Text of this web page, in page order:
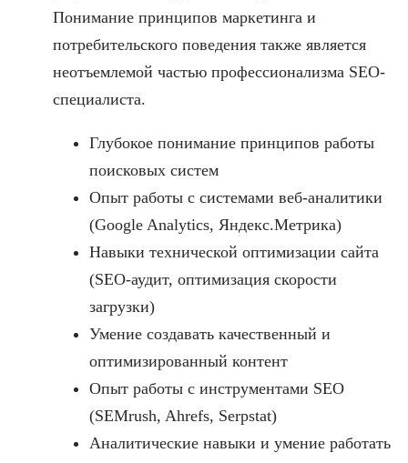
Понимание принципов маркетинга и
потребительского поведения также является
неотъемлемой частью профессионализма SEO-
специалиста.
Глубокое понимание принципов работы
поисковых систем
Опыт работы с системами веб-аналитики
(Google Analytics, Яндекс.Метрика)
Навыки технической оптимизации сайта
(SEO-аудит, оптимизация скорости
загрузки)
Умение создавать качественный и
оптимизированный контент
Опыт работы с инструментами SEO
(SEMrush, Ahrefs, Serpstat)
Аналитические навыки и умение работать